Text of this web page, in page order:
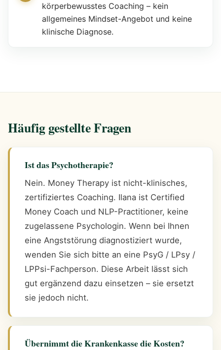
körperbewusstes Coaching – kein
allgemeines Mindset-Angebot und keine
klinische Diagnose.
Häufig gestellte Fragen
Ist das Psychotherapie?
Nein. Money Therapy ist nicht-klinisches,
zertifiziertes Coaching. Ilana ist Certified
Money Coach und NLP-Practitioner, keine
zugelassene Psychologin. Wenn bei Ihnen
eine Angststörung diagnostiziert wurde,
wenden Sie sich bitte an eine PsyG / LPsy /
LPPsi-Fachperson. Diese Arbeit lässt sich
gut ergänzend dazu einsetzen – sie ersetzt
sie jedoch nicht.
Übernimmt die Krankenkasse die Kosten?